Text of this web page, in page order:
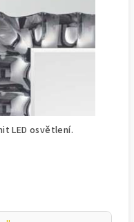
LED osvětlení.